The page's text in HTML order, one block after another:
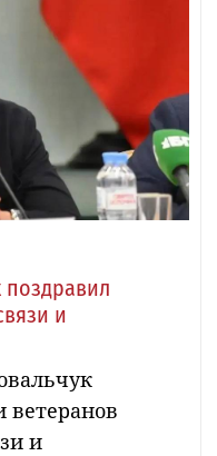
поздравил
и
ветеранов
и